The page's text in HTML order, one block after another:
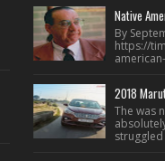
Native
By
https://
2018
The was